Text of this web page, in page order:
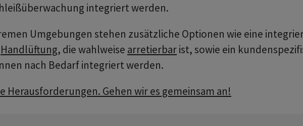
integriert werden.
Umgebungen stehen zusätzliche Optionen wie eine
Handlüftung, die wahlweise arretierbarist, sowie ein
nach Bedarf integriert werden.
Herausforderungen. Gehen wir es gemeinsam an!